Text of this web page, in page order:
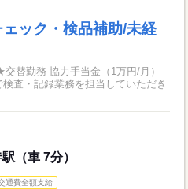
ック・検品補助/未経
（車 7分）
通費全額支給